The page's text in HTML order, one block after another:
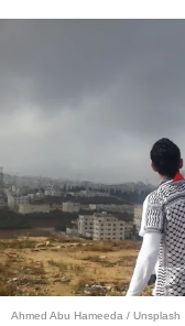
Ahmed Abu Hameeda / Unsplash